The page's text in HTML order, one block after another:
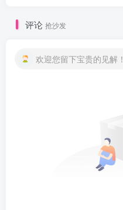
评论 抢沙发
欢迎您留下宝贵的见解！